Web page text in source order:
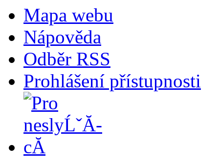
Mapa webu
Nápověda
Odběr RSS
Prohlášení přístupnosti